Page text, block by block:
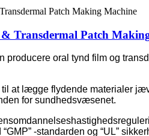
Transdermal Patch
producere oral tynd film og
til at lægge flydende materialer
for sundhedsvæsenet.
-standarden og “UL”